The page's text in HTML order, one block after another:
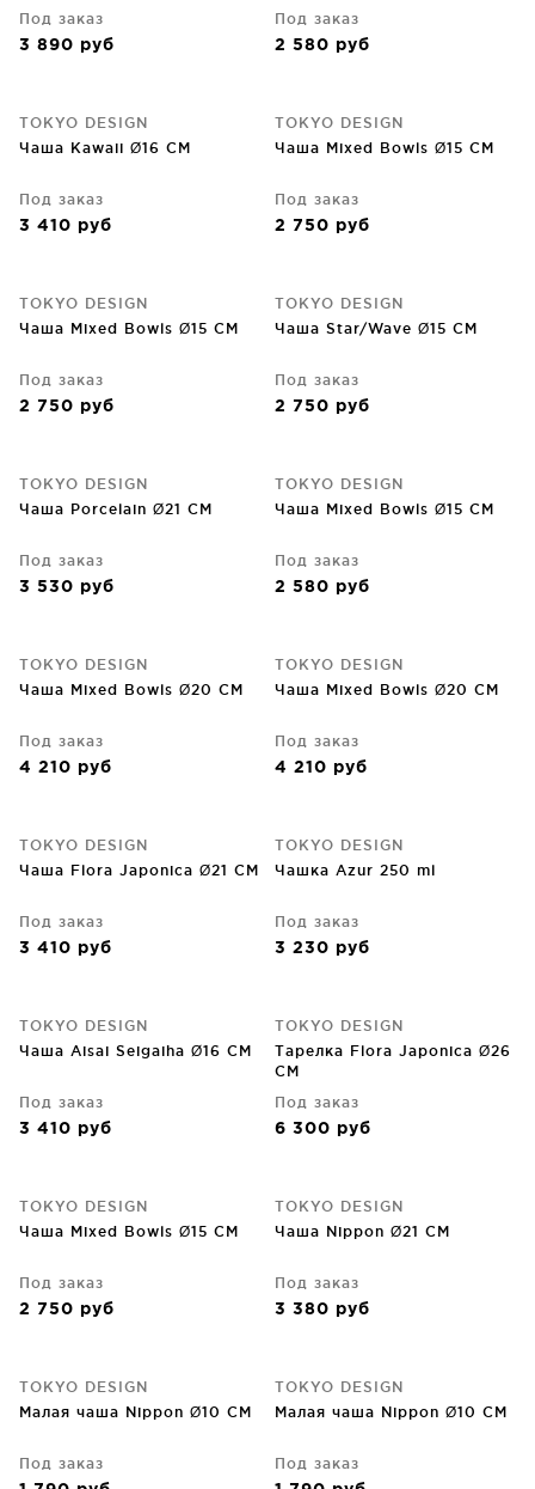
Под заказ
3 890 руб
Под заказ
2 580 руб
TOKYO DESIGN
Чаша Kawaii Ø16 CM
Под заказ
3 410 руб
TOKYO DESIGN
Чаша Mixed Bowls Ø15 CM
Под заказ
2 750 руб
TOKYO DESIGN
Чаша Mixed Bowls Ø15 CM
Под заказ
2 750 руб
TOKYO DESIGN
Чаша Star/Wave Ø15 CM
Под заказ
2 750 руб
TOKYO DESIGN
Чаша Porcelain Ø21 CM
Под заказ
3 530 руб
TOKYO DESIGN
Чаша Mixed Bowls Ø15 CM
Под заказ
2 580 руб
TOKYO DESIGN
Чаша Mixed Bowls Ø20 CM
Под заказ
4 210 руб
TOKYO DESIGN
Чаша Mixed Bowls Ø20 CM
Под заказ
4 210 руб
TOKYO DESIGN
Чаша Flora Japonica Ø21 CM
Под заказ
3 410 руб
TOKYO DESIGN
Чашка Azur 250 ml
Под заказ
3 230 руб
TOKYO DESIGN
Чаша Aisai Seigaiha Ø16 CM
Под заказ
3 410 руб
TOKYO DESIGN
Тарелка Flora Japonica Ø26
CM
Под заказ
6 300 руб
TOKYO DESIGN
Чаша Mixed Bowls Ø15 CM
Под заказ
2 750 руб
TOKYO DESIGN
Чаша Nippon Ø21 CM
Под заказ
3 380 руб
TOKYO DESIGN
Малая чаша Nippon Ø10 CM
Под заказ
TOKYO DESIGN
Малая чаша Nippon Ø10 CM
Под заказ